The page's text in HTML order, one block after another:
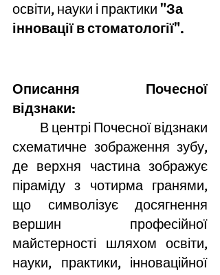
освіти, науки і практики "За
інновації в стоматології".
Описання Почесної
відзнаки:
схематичне зображення зубу,
де верхня частина зображує
піраміду з чотирма гранями,
що символізує досягнення
вершин професійної
майстерності шляхом освіти,
науки, практики, інноваційної